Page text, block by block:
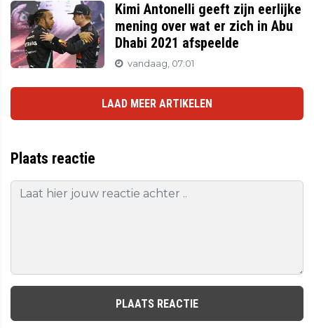
Kimi Antonelli geeft zijn eerlijke
mening over wat er zich in Abu
Dhabi 2021 afspeelde
vandaag, 07:01
LAAD MEER ARTIKELEN
Plaats reactie
PLAATS REACTIE